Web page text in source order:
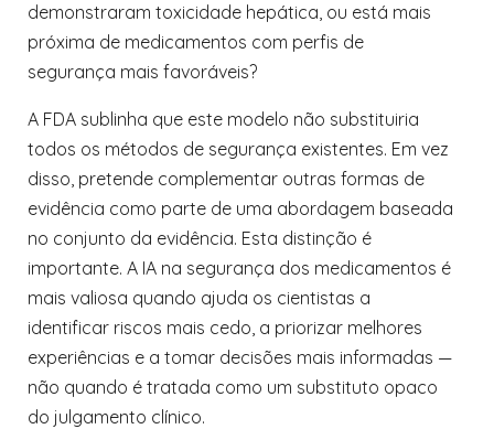
demonstraram toxicidade hepática, ou está mais
próxima de medicamentos com perfis de
segurança mais favoráveis?
A FDA sublinha que este modelo não substituiria
todos os métodos de segurança existentes. Em vez
disso, pretende complementar outras formas de
evidência como parte de uma abordagem baseada
no conjunto da evidência. Esta distinção é
importante. A IA na segurança dos medicamentos é
mais valiosa quando ajuda os cientistas a
identificar riscos mais cedo, a priorizar melhores
experiências e a tomar decisões mais informadas —
não quando é tratada como um substituto opaco
do julgamento clínico.